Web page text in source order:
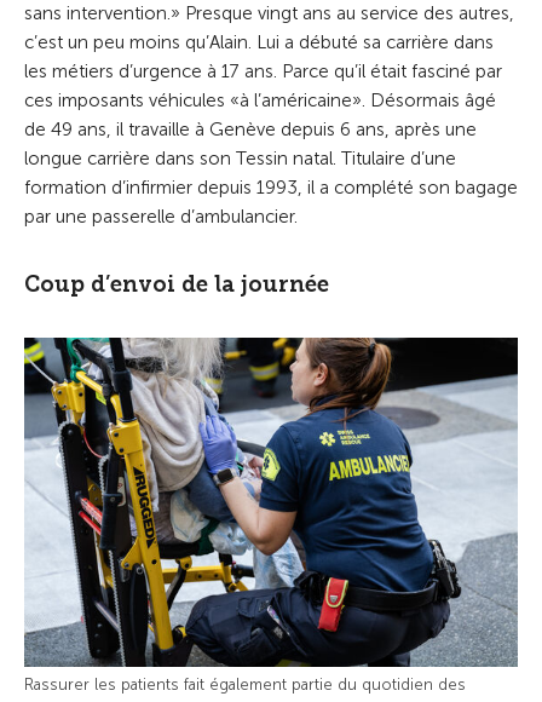
sans intervention.» Presque vingt ans au service des autres,
c’est un peu moins qu’Alain. Lui a débuté sa carrière dans
les métiers d’urgence à 17 ans. Parce qu’il était fasciné par
ces imposants véhicules «à l’américaine». Désormais âgé
de 49 ans, il travaille à Genève depuis 6 ans, après une
longue carrière dans son Tessin natal. Titulaire d’une
formation d’infirmier depuis 1993, il a complété son bagage
par une passerelle d’ambulancier.
Coup d’envoi de la journée
Rassurer les patients fait également partie du quotidien des